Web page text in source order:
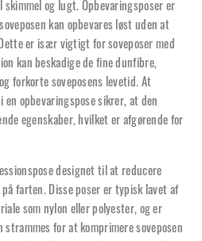
og lugt. Opbevaringsposer er
kan opbevares løst uden at
er især vigtigt for soveposer med
kan beskadige de fine dunfibre,
forkorte soveposens levetid. At
en opbevaringspose sikrer, at den
egenskaber, hvilket er afgørende for
designet til at reducere
farten. Disse poser er typisk lavet af
som nylon eller polyester, og er
for at komprimere soveposen